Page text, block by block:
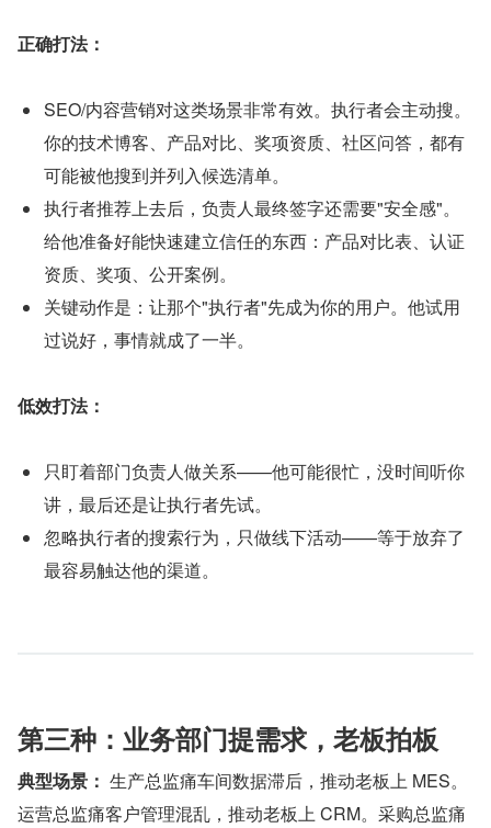
正确打法：
SEO/内容营销对这类场景非常有效。执行者会主动搜。
你的技术博客、产品对比、奖项资质、社区问答，都有
可能被他搜到并列入候选清单。
执行者推荐上去后，负责人最终签字还需要"安全感"。
给他准备好能快速建立信任的东西：产品对比表、认证
资质、奖项、公开案例。
关键动作是：让那个"执行者"先成为你的用户。他试用
过说好，事情就成了一半。
低效打法：
只盯着部门负责人做关系——他可能很忙，没时间听你
讲，最后还是让执行者先试。
忽略执行者的搜索行为，只做线下活动——等于放弃了
最容易触达他的渠道。
第三种：业务部门提需求，老板拍板
典型场景： 生产总监痛车间数据滞后，推动老板上 MES。
运营总监痛客户管理混乱，推动老板上 CRM。采购总监痛